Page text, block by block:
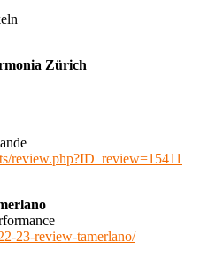
Zürich
review.php?ID_review=15411
23-review-tamerlano/